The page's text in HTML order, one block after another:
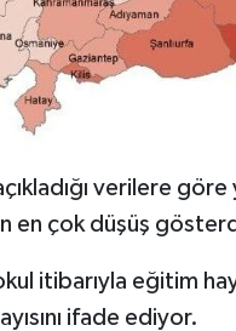
verilere
en çok düşüş
itibarıyla eğitim
ifade ediyor.